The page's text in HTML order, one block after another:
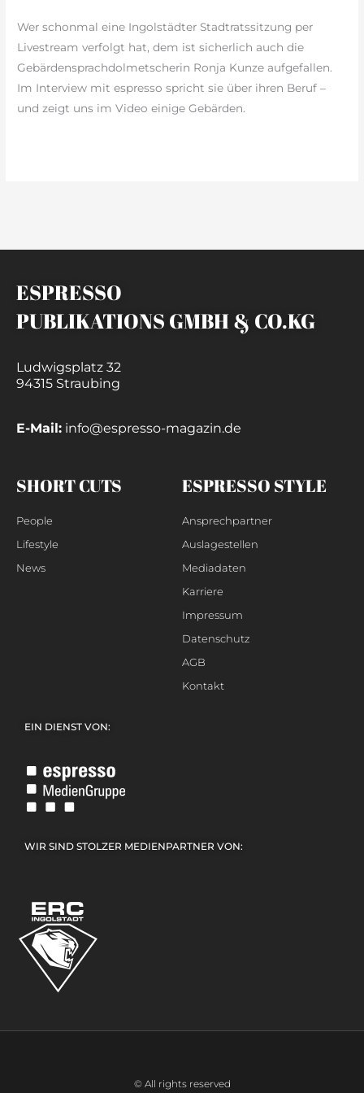
Wer schonmal eine Ingolstädter Stadtratssitzung per
Livestream verfolgt hat, dem ist sicherlich auch die
Gebärdensprachdolmetscherin Ronja Kunze aufgefallen.
Im Interview mit espresso spricht sie über ihren Beruf –
und zeigt uns im Video einige Gebärden.
ESPRESSO
PUBLIKATIONS GMBH & CO.KG
Ludwigsplatz 32
94315 Straubing
E-Mail: info@espresso-magazin.de
SHORT CUTS
People
Lifestyle
News
ESPRESSO STYLE
Ansprechpartner
Auslagestellen
Mediadaten
Karriere
Impressum
Datenschutz
AGB
Kontakt
EIN DIENST VON:
WIR SIND STOLZER MEDIENPARTNER VON:
© All rights reserved